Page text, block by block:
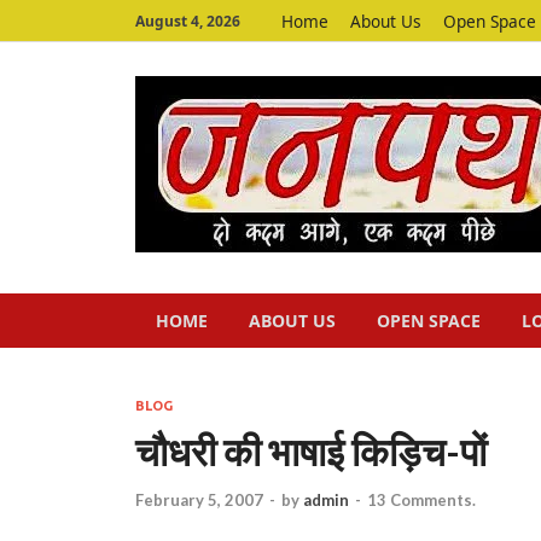
August 4, 2026 Home About Us Open Space
HOME ABOUT US OPEN SPACE
BLOG
चौधरी की भाषाई किड़िच-पों
February 5, 2007 - by admin - 13 Comments.